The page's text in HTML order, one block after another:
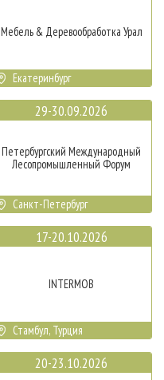
Мебель & Деревообработка Урал
Екатеринбург
29-30.09.2026
Петербургский Международный
Лесопромышленный Форум
Санкт-Петербург
17-20.10.2026
INTERMOB
Стамбул, Турция
20-23.10.2026